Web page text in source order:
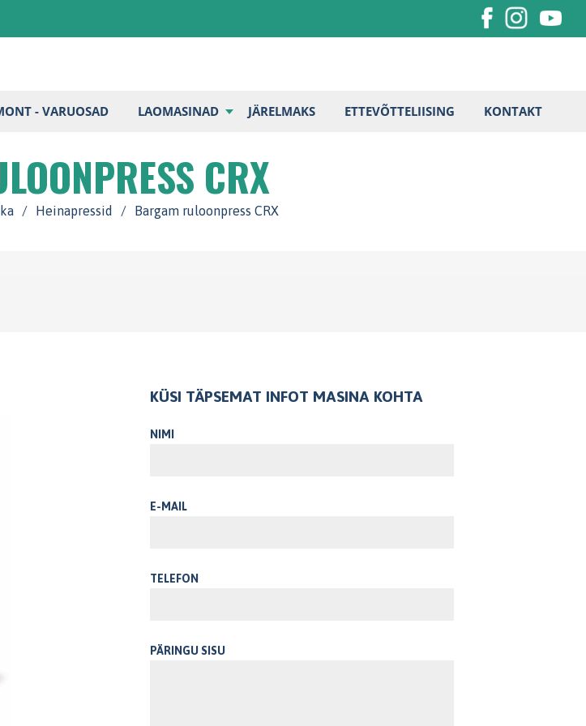
- VARUOSAD LAOMASINAD JÄRELMAKS ETTEVÕTTELIISING KONTAKT
CRX
/ Heinapressid / Bargam ruloonpress CRX
KÜSI TÄPSEMAT INFOT MASINA KOHTA
NIMI
E-MAIL
TELEFON
PÄRINGU SISU